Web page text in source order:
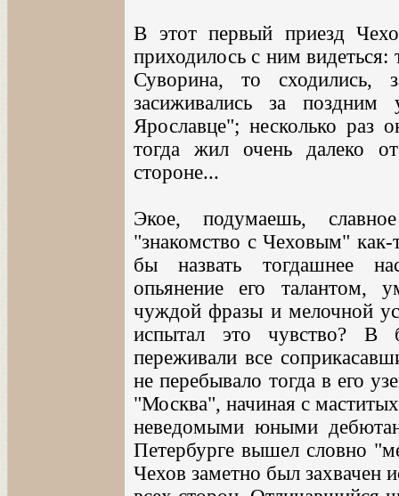
В этот первый приезд
приходилось с ним
Суворина, то сходились,
засиживались за
Ярославце"; несколько
тогда жил очень далеко
стороне...
Экое, подумаешь,
"знакомство с Чеховым"
бы назвать тогдашнее
опьянение его талантом,
чуждой фразы и мелочной
испытал это чувство? В
переживали все
не перебывало тогда в его
"Москва", начиная с
неведомыми юными
Петербурге вышел словно
Чехов заметно был захвачен